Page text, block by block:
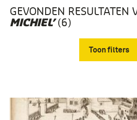
GEVONDEN RESULTATEN
MICHIEL’(6)
Toon filters